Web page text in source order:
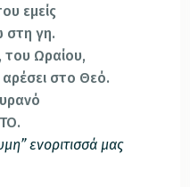
εμείς
στη γη.
του Ωραίου,
στο Θεό.
ενοριτισσά μας